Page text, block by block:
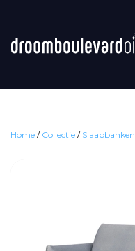
Home / Collectie / Slaapbanken